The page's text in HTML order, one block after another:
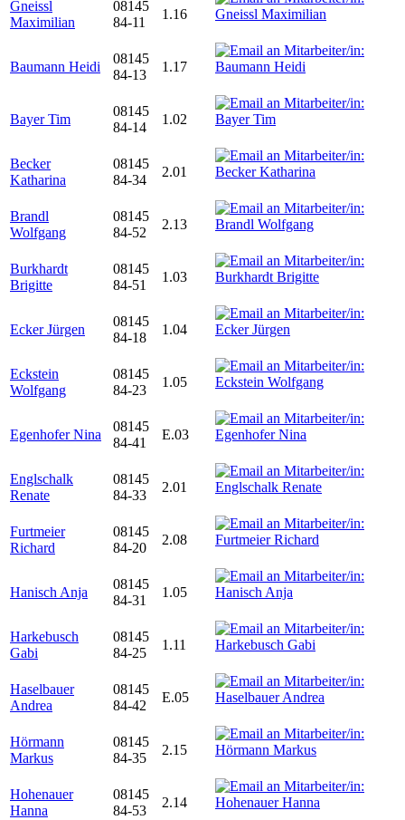
Gneissl
Maximilian
08145
84-11
1.16
Baumann Heidi
08145
84-13
1.17
Bayer Tim
08145
84-14
1.02
Becker
Katharina
08145
84-34
2.01
Brandl
Wolfgang
08145
84-52
2.13
Burkhardt
Brigitte
08145
84-51
1.03
Ecker Jürgen
08145
84-18
1.04
Eckstein
Wolfgang
08145
84-23
1.05
Egenhofer Nina
08145
84-41
E.03
Englschalk
Renate
08145
84-33
2.01
Furtmeier
Richard
08145
84-20
2.08
Hanisch Anja
08145
84-31
1.05
Harkebusch
Gabi
08145
84-25
1.11
Haselbauer
Andrea
08145
84-42
E.05
Hörmann
Markus
08145
84-35
2.15
Hohenauer
Hanna
08145
84-53
2.14